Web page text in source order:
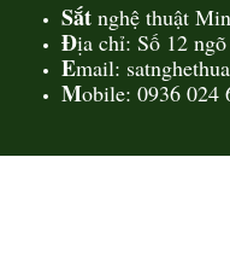
Sắt nghệ thuật
Địa chỉ: Số 12
Email:
Mobile: 0936